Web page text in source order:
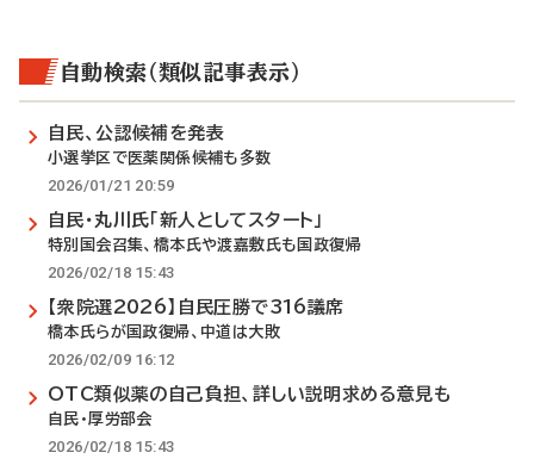
自動検索（類似記事表示）
自民、公認候補を発表
小選挙区で医薬関係候補も多数
2026/01/21 20:59
自民・丸川氏「新人としてスタート」
特別国会召集、橋本氏や渡嘉敷氏も国政復帰
2026/02/18 15:43
【衆院選2026】自民圧勝で316議席
橋本氏らが国政復帰、中道は大敗
2026/02/09 16:12
OTC類似薬の自己負担、詳しい説明求める意見も
自民・厚労部会
2026/02/18 15:43